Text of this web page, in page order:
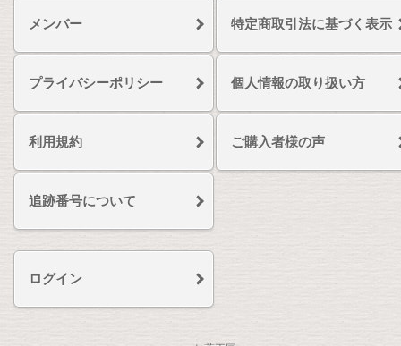
メンバー 特定商取引法に基づく表示
プライバシーポリシー 個人情報の取り扱い方
利用規約 ご購入者様の声
追跡番号について
ログイン